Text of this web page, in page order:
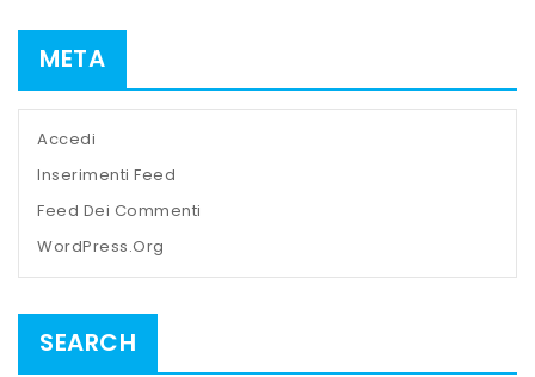
META
Accedi
Inserimenti Feed
Feed Dei Commenti
WordPress.org
SEARCH